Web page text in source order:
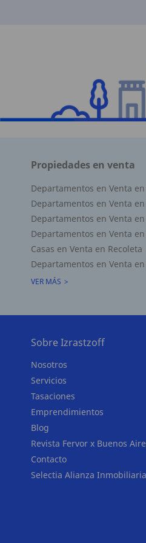
Superficie Terreno
Superficie total
Cubierta: 90.50 M2
Semicubierta 19.00
Propiedades en venta
Departamentos en Venta
Departamentos en Venta
Departamentos en Venta
Departamentos en Venta
Casas en Venta en Recoleta
Departamentos en Venta
VER MÁS
Sobre Izrastzoff
Nosotros
Servicios
Tasaciones
Emprendimientos
Blog
Revista Fervor x Buenos
Contacto
Selectia Alianza Inmobiliaria